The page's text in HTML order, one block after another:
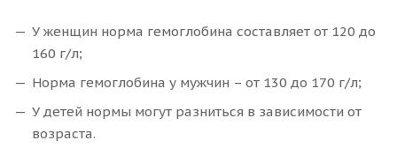
У женщин норма гемоглобина составляет от 120 до
160 г/л;
Норма гемоглобина у мужчин – от 130 до 170 г/л;
У детей нормы могут разниться в зависимости от
возраста.